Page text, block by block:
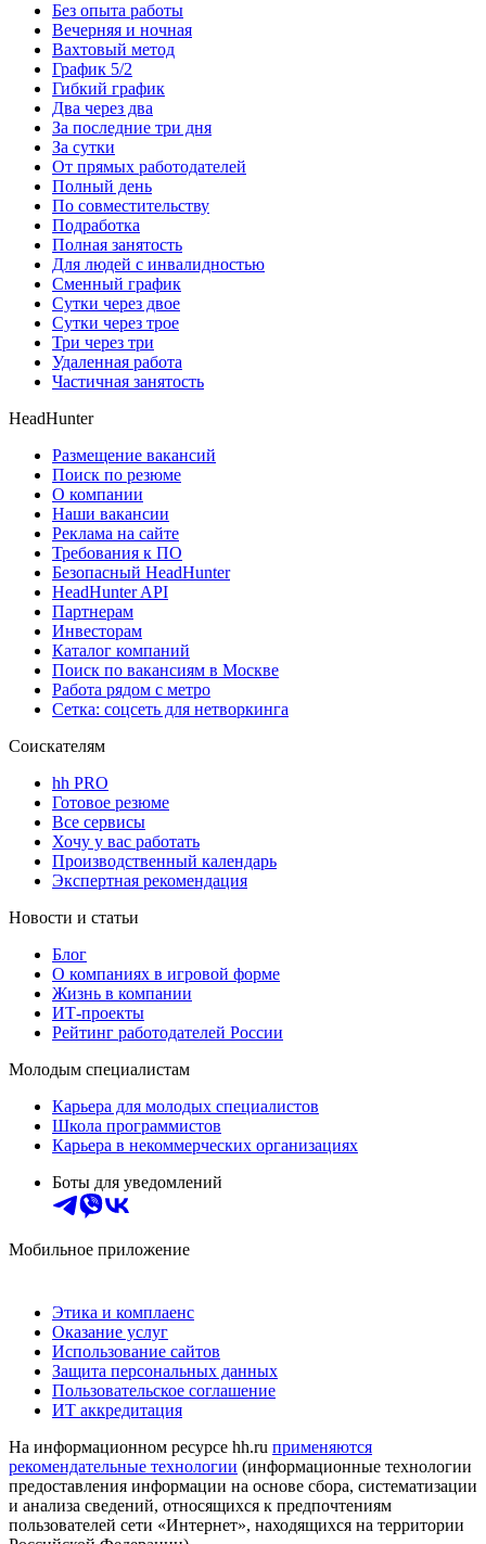
Без опыта работы
Вечерняя и ночная
Вахтовый метод
График 5/2
Гибкий график
Два через два
За последние три дня
За сутки
От прямых работодателей
Полный день
По совместительству
Подработка
Полная занятость
Для людей с инвалидностью
Сменный график
Сутки через двое
Сутки через трое
Три через три
Удаленная работа
Частичная занятость
HeadHunter
Размещение вакансий
Поиск по резюме
О компании
Наши вакансии
Реклама на сайте
Требования к ПО
Безопасный HeadHunter
HeadHunter API
Партнерам
Инвесторам
Каталог компаний
Поиск по вакансиям в Москве
Работа рядом с метро
Сетка: соцсеть для нетворкинга
Соискателям
hh PRO
Готовое резюме
Все сервисы
Хочу у вас работать
Производственный календарь
Экспертная рекомендация
Новости и статьи
Блог
О компаниях в игровой форме
Жизнь в компании
ИТ-проекты
Рейтинг работодателей России
Молодым специалистам
Карьера для молодых специалистов
Школа программистов
Карьера в некоммерческих организациях
Боты для уведомлений
Мобильное приложение
Этика и комплаенс
Оказание услуг
Использование сайтов
Защита персональных данных
Пользовательское соглашение
ИТ аккредитация
На информационном ресурсе hh.ru применяются
рекомендательные технологии (информационные технологии
предоставления информации на основе сбора, систематизации
и анализа сведений, относящихся к предпочтениям
пользователей сети «Интернет», находящихся на территории